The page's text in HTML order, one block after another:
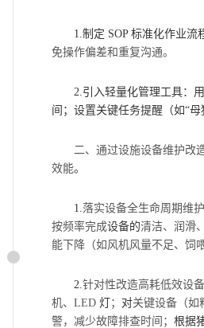
1.制定 SOP 标准化作业流
免操作偏差和重复沟通。
2.引入轻量化管理工具：
间；设置关键任务提醒（如“母
二、通过设施设备维护改
效能。
1.落实设备全生命周期维护
按频率完成设备的清洁、润滑
能下降（如风机风量不足、饲
2.针对性改造高耗低效设
机、LED 灯 ； 对关键设备（如
警，减少故障排查时间； 根据